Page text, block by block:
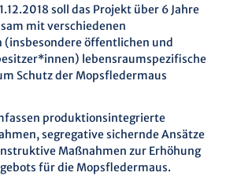
soll das Projekt über 6 Jahre
mit verschiedenen
(insbesondere öffentlichen und
lebensraumspezifische
Schutz der Mopsfledermaus
produktionsintegrierte
segregative sichernde Ansätze
Maßnahmen zur Erhöhung
für die Mopsfledermaus.